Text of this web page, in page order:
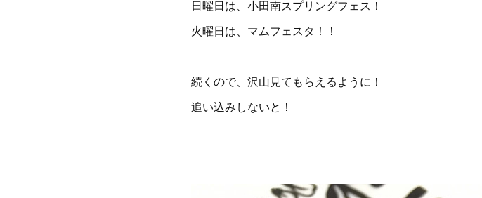
日曜日は、小田南スプリングフェス！
火曜日は、マムフェスタ！！
続くので、沢山見てもらえるように！
追い込みしないと！